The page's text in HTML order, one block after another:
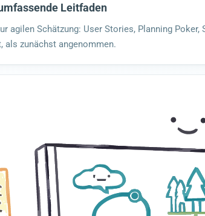
Leitfaden
agilen Schätzung: User Stories, Planning
als zunächst angenommen.